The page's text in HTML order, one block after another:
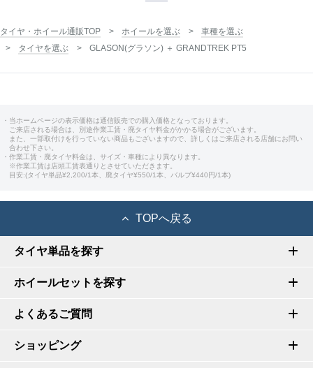
タイヤ・ホイール通販TOP ホイールを選ぶ
車種を選ぶ
タイヤを選ぶ
GLASON(グラソン) ＋ GRANDTREK PT5
・当ホームページの表示価格は通信販売での購入価格となっております。
ご来店される場合は、別途作業工賃・廃タイヤ料金がかかる場合がございます。
また、一部取付けを行っていない商品もございますので、詳しくはご来店される店舗にお問い
合わせ下さい。
・作業工賃・廃タイヤ料金は、サイズ・車種により異なります。
※作業工賃は店頭工賃表通りとさせていただきます。
目安:(タイヤ単品¥2,200/1本、廃タイヤ¥550/1本、バルブ¥440円/1本)
TOPへ戻る
タイヤ単品を探す
ホイールセットを探す
よくあるご質問
ショッピング